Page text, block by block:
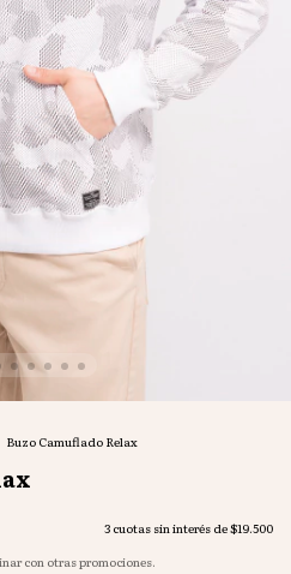
Buzo Camuflado Relax
3 cuotas sin interés de$19.500
con otras promociones.